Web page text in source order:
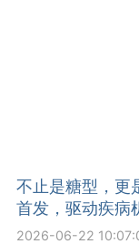
不止是糖型，更
首发，驱动疾病
2026-06-22